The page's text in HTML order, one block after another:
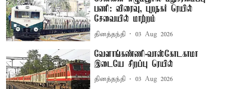
பணி: விரைவு, புறநகர் ரெயில்
சேவையில் மாற்றம்
தினத்தந்தி 03 Aug 2026
வேளாங்கண்ணி-வாஸ்கோடகாமா
இடையே சிறப்பு ரெயில்
தினத்தந்தி 03 Aug 2026